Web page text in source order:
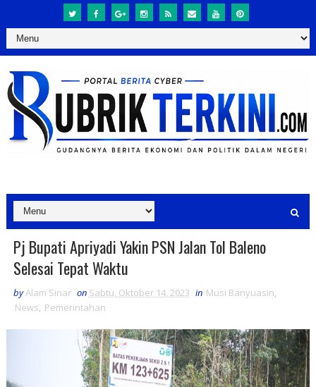
Pj Bupati Apriyadi Yakin PSN Jalan Tol Baleno
Selesai Tepat Waktu
byAlam Sinar on Sabtu, Oktober 14, 2023 in Musi Banyuasin,
News, Pemerintahan